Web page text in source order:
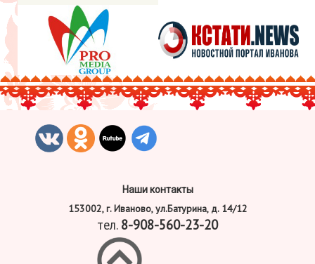
Наши контакты
153002, г. Иваново, ул.Батурина, д. 14/12
тел. 8-908-560-23-20